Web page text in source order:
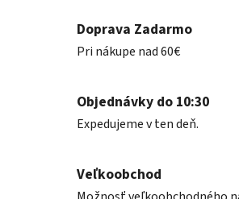
Doprava Zadarmo
Pri nákupe nad 60€
Objednávky do 10:30
Expedujeme v ten deň.
Veľkoobchod